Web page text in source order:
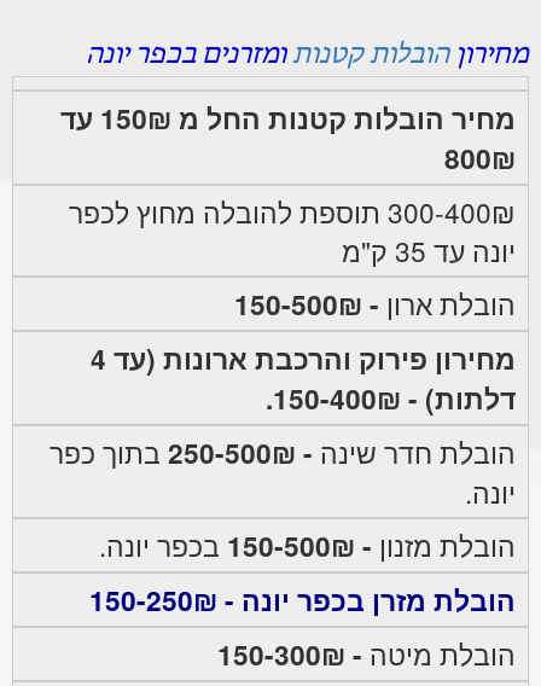
מחירוןהובלות קטנותומזרנים בכפר יונה
מחיר הובלות קטנות החל מ 150₪ עד
800₪
300-400₪ תוספת להובלה מחוץ לכפר
יונה עד 35 ק"מ
הובלת ארון - 150-500₪
מחירון פירוק והרכבת ארונות (עד 4
דלתות) - 150-400₪.
הובלת חדר שינה - 250-500₪
בתוך כפר
יונה.
הובלת מזנון - 150-500₪ בכפר יונה.
הובלת מזרן בכפר יונה - 150-250₪
הובלת מיטה - 150-300₪